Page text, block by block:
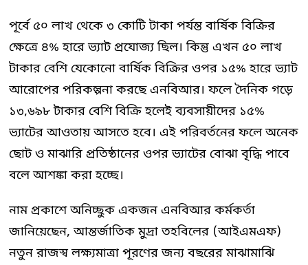
পূর্বে ৫০ লাখ থেকে ৩ কোটি টাকা পর্যন্ত বার্ষিক বিক্রির
ক্ষেত্রে ৪% হারে ভ্যাট প্রযোজ্য ছিল। কিন্তু এখন ৫০ লাখ
টাকার বেশি যেকোনো বার্ষিক বিক্রির ওপর ১৫% হারে ভ্যাট
আরোপের পরিকল্পনা করছে এনবিআর। ফলে দৈনিক গড়ে
১৩,৬৯৮ টাকার বেশি বিক্রি হলেই ব্যবসায়ীদের ১৫%
ভ্যাটের আওতায় আসতে হবে। এই পরিবর্তনের ফলে অনেক
ছোট ও মাঝারি প্রতিষ্ঠানের ওপর ভ্যাটের বোঝা বৃদ্ধি পাবে
বলে আশঙ্কা করা হচ্ছে।
নাম প্রকাশে অনিচ্ছুক একজন এনবিআর কর্মকর্তা
জানিয়েছেন, আন্তর্জাতিক মুদ্রা তহবিলের (আইএমএফ)
নতুন রাজস্ব লক্ষ্যমাত্রা পূরণের জন্য বছরের মাঝামাঝি